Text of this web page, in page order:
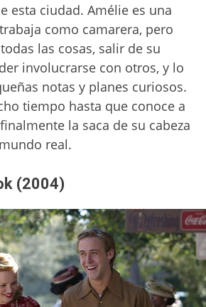
esta ciudad. Amélie es una
como camarera, pero
las cosas, salir de su
involucrarse con otros, y lo
notas y planes curiosos.
tiempo hasta que conoce a
la saca de su cabeza
real.
(2004)